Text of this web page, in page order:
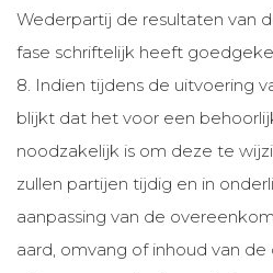
Wederpartij de resultaten van
fase schriftelijk heeft
8. Indien tijdens de uitvoering
blijkt dat het voor een
noodzakelijk is om deze te
zullen partijen tijdig en in
aanpassing van de
aard, omvang of inhoud van